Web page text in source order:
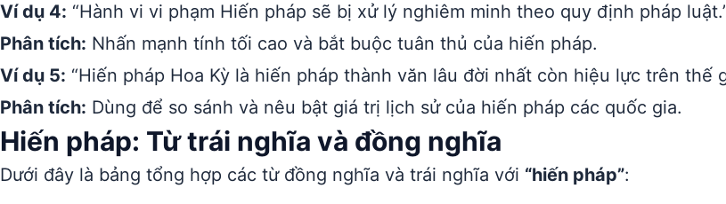
Ví dụ 4: “Hành vi vi phạm Hiến pháp sẽ bị xử lý nghiêm minh theo quy định pháp
Phân tích: Nhấn mạnh tính tối cao và bắt buộc tuân thủ của hiến pháp.
Ví dụ 5: “Hiến pháp Hoa Kỳ là hiến pháp thành văn lâu đời nhất còn hiệu lực trên thế
Phân tích: Dùng để so sánh và nêu bật giá trị lịch sử của hiến pháp các quốc gia.
Hiến pháp: Từ trái nghĩa và đồng nghĩa
Dưới đây là bảng tổng hợp các từ đồng nghĩa và trái nghĩa với “hiến pháp”: